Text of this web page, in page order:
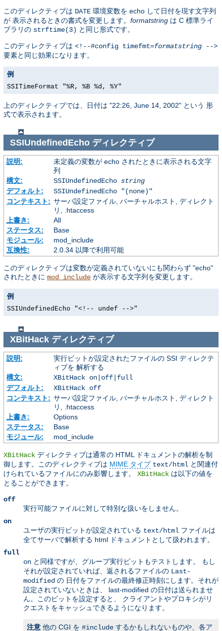
このディレクティブは DATE 環境変数を echo して日付を現す文字列
が 表示されるときの書式を変更します。 formatstring は C 標準ライ
ブラリの strftime(3) と同じ形式です。
このディレクティブは <!--#config timefmt=formatstring -->
要素と同じ効果になります。
例
SSITimeFormat "%R, %B %d, %Y"
上のディレクティブでは、日付は "22:26, June 14, 2002" という 形
式で表示されます。
SSIUndefinedEchoディレクティブ
説明:
未定義の変数が echo されたときに表示される文字
列
構文:
SSIUndefinedEcho string
デフォルト:
SSIUndefinedEcho "(none)"
コンテキスト: サーバ設定ファイル, バーチャルホスト, ディレクト
リ, .htaccess
上書き:
All
ステータス:
Base
モジュール:
mod_include
互換性:
2.0.34 以降で利用可能
このディレクティブは変数が定義されていないにも関わらず "echo"
されたときに mod_include が表示する文字列を変更します。
例
SSIUndefinedEcho "<!-- undef -->"
XBitHackディレクティブ
説明:
実行ビットが設定されたファイルの SSI ディレクテ
ィブを 解析する
構文:
XBitHack on|off|full
デフォルト:
XBitHack off
コンテキスト: サーバ設定ファイル, バーチャルホスト, ディレクト
リ, .htaccess
上書き:
Options
ステータス:
Base
モジュール:
mod_include
XBitHack ディレクティブは通常の HTML ドキュメントの解析を制
御します。このディレクティブは MIME タイプ text/html と関連付
けられているファイルにのみ影響します。 XBitHack は以下の値を
とることができます。
off
実行可能ファイルに対して特別な扱いをしません。
on
ユーザの実行ビットが設定されている text/html ファイルは
全てサーバで解析する html ドキュメントとして扱われます。
full
on と同様ですが、グループ実行ビットもテストします。 もし
それが設定されていれば、返されるファイルの Last-
modified の 日付をファイルの最終修正時刻にします。それが
設定されていないときは、 last-modified の日付は送られませ
ん。このビットを設定すると、 クライアントやプロキシがリ
クエストをキャッシュできるようになります。
注意 他の CGI を #include するかもしれないものや、各ア